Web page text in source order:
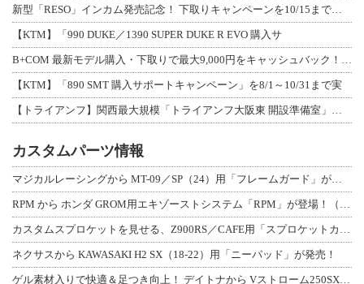
【KTM】「990 DUKE／1390 SUPER DUKE R EVO 購入サ
【KTM】「890 SMT 購入サポートキャンペーン」を8/1～10/31まで実
カスタムパーツ情報
ネクサスから KAWASAKI H2 SX（18-22）用「ニーパッド」が発売！